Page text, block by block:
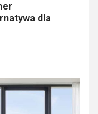
dla